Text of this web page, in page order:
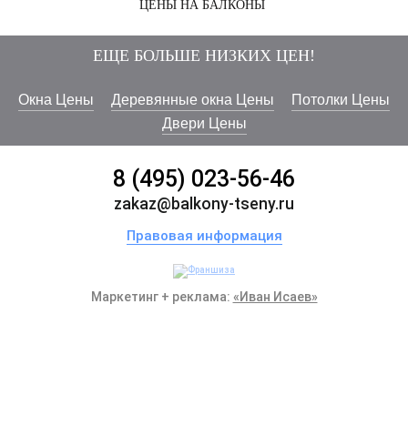
ЦЕНЫ НА БАЛКОНЫ
ЕЩЕ БОЛЬШЕ НИЗКИХ ЦЕН!
Окна Цены Деревянные окна Цены
Потолки Цены
Двери Цены
8 (495) 023-56-46
zakaz@balkony-tseny.ru
Правовая информация
Маркетинг + реклама: «Иван Исаев»